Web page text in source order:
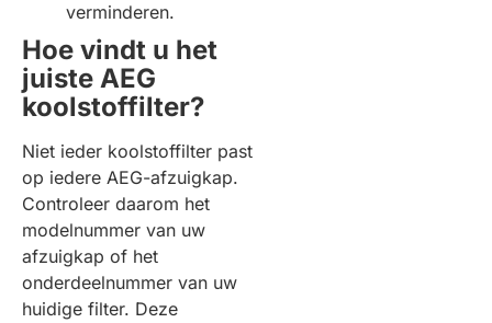
verminderen.
Hoe vindt u het
juiste AEG
koolstoffilter?
Niet ieder koolstoffilter past
op iedere AEG-afzuigkap.
Controleer daarom het
modelnummer van uw
afzuigkap of het
onderdeelnummer van uw
huidige filter. Deze